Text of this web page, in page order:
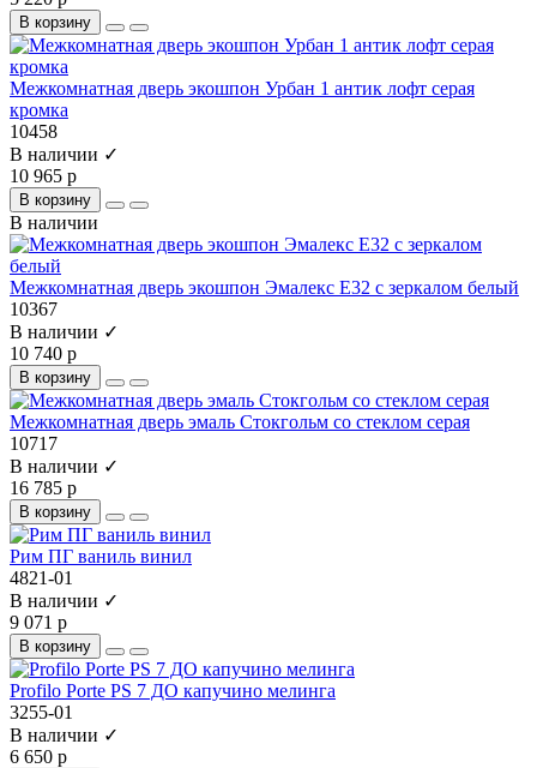
В корзину
Межкомнатная дверь экошпон Урбан 1 антик лофт серая
кромка
10458
В наличии ✓
10 965 р
В корзину
В наличии
Межкомнатная дверь экошпон Эмалекс Е32 с зеркалом белый
10367
В наличии ✓
10 740 р
В корзину
Межкомнатная дверь эмаль Стокгольм со стеклом серая
10717
В наличии ✓
16 785 р
В корзину
Рим ПГ ваниль винил
4821-01
В наличии ✓
9 071 р
В корзину
Profilo Porte PS 7 ДО капучино мелинга
3255-01
В наличии ✓
6 650 р